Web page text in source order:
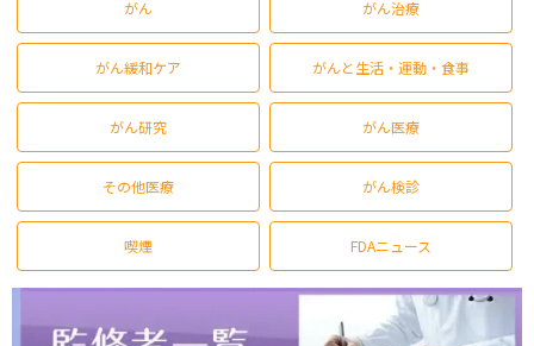
がん がん治療
がん緩和ケア がんと生活・運動・食事
がん研究 がん医療
その他医療 がん検診
喫煙 FDAニュース